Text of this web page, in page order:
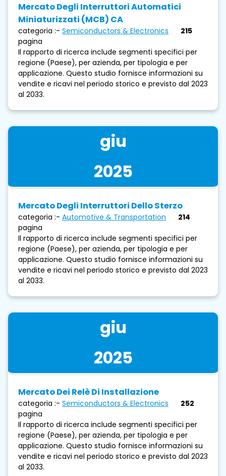
Mercato Degli Interruttori Automatici
Miniaturizzati (MCB) CA
categoria :- Semiconductors & Electronics
215
pagina
Il rapporto di ricerca include segmenti specifici per
regione (Paese), per azienda, per tipologia e per
applicazione. Questo studio fornisce informazioni su
vendite e ricavi nel periodo storico e previsto dal 2023
al 2033.
giu
2025
Mercato Degli Interruttori Dello Sterzo
categoria :- Automotive & Transportation
214
pagina
Il rapporto di ricerca include segmenti specifici per
regione (Paese), per azienda, per tipologia e per
applicazione. Questo studio fornisce informazioni su
vendite e ricavi nel periodo storico e previsto dal 2023
al 2033.
giu
2025
Mercato Dei Relè Di Installazione
categoria :- Semiconductors & Electronics
252
pagina
Il rapporto di ricerca include segmenti specifici per
regione (Paese), per azienda, per tipologia e per
applicazione. Questo studio fornisce informazioni su
vendite e ricavi nel periodo storico e previsto dal 2023
al 2033.